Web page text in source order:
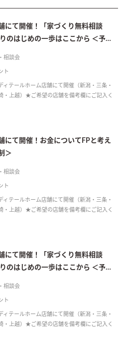
にて開催！「家づくり無料相談
のはじめの一歩はここから ＜予約
相談会
ト
ィテールホーム店舗にて開催（新潟・三条・
・上越）★ご希望の店舗を備考欄にご記入く
にて開催！お金についてFPと考え
＞
相談会
ト
ィテールホーム店舗にて開催（新潟・三条・
・上越）★ご希望の店舗を備考欄にご記入く
にて開催！「家づくり無料相談
のはじめの一歩はここから ＜予約
相談会
ト
ィテールホーム店舗にて開催（新潟・三条・
・上越）★ご希望の店舗を備考欄にご記入く